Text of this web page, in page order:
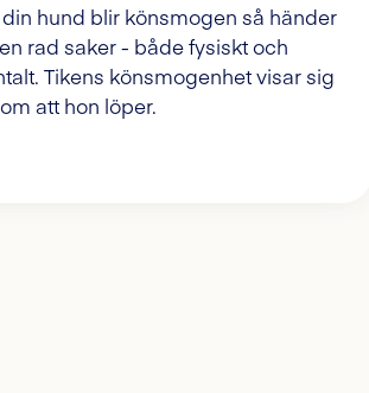
hund blir könsmogen så händer
rad saker - både fysiskt och
Tikens könsmogenhet visar sig
att hon löper.